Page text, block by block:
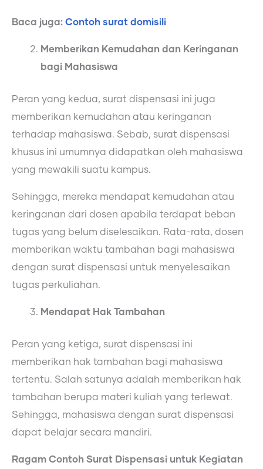
Baca juga: Contoh surat domisili
Memberikan Kemudahan dan Keringanan
bagi Mahasiswa
Peran yang kedua, surat dispensasi ini juga
memberikan kemudahan atau keringanan
terhadap mahasiswa. Sebab, surat dispensasi
khusus ini umumnya didapatkan oleh mahasiswa
yang mewakili suatu kampus.
Sehingga, mereka mendapat kemudahan atau
keringanan dari dosen apabila terdapat beban
tugas yang belum diselesaikan. Rata-rata, dosen
memberikan waktu tambahan bagi mahasiswa
dengan surat dispensasi untuk menyelesaikan
tugas perkuliahan.
Mendapat Hak Tambahan
Peran yang ketiga, surat dispensasi ini
memberikan hak tambahan bagi mahasiswa
tertentu. Salah satunya adalah memberikan hak
tambahan berupa materi kuliah yang terlewat.
Sehingga, mahasiswa dengan surat dispensasi
dapat belajar secara mandiri.
Ragam Contoh Surat Dispensasi untuk Kegiatan